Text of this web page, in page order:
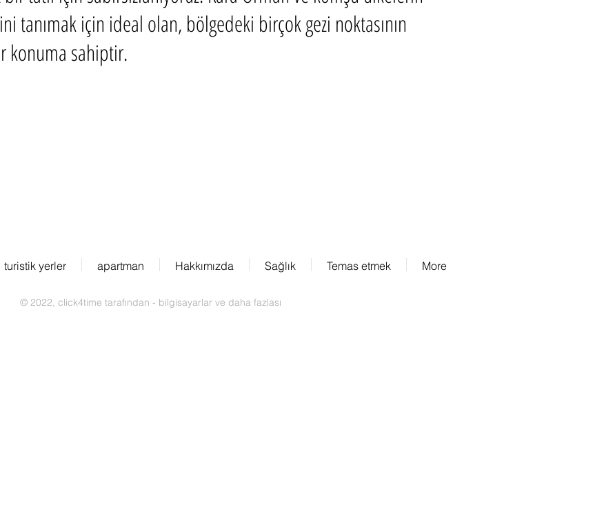
tanımak için ideal olan, bölgedeki birçok gezi noktasının
konuma sahiptir.
turistik yerler apartman Hakkımızda Sağlık Temas etmek More
© 2022, click4time tarafından - bilgisayarlar ve daha fazlası